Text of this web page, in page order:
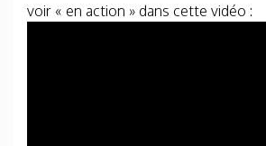
voir « en action » dans cette vidéo :